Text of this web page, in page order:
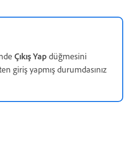
Çıkış Yapdüğmesini
giriş yapmış durumdasınız